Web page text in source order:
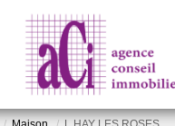
ACHETER